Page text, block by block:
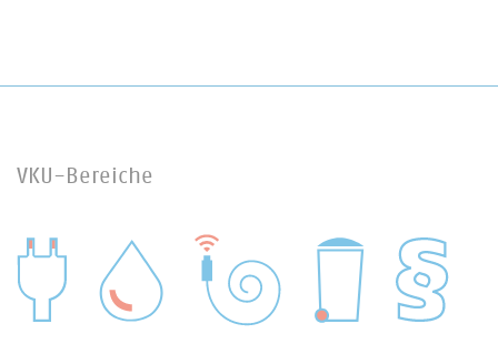
VKU-Bereiche
WASSER/ABWASSER